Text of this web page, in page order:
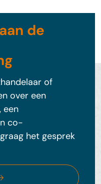
de
of
over een
een
co-
het gesprek